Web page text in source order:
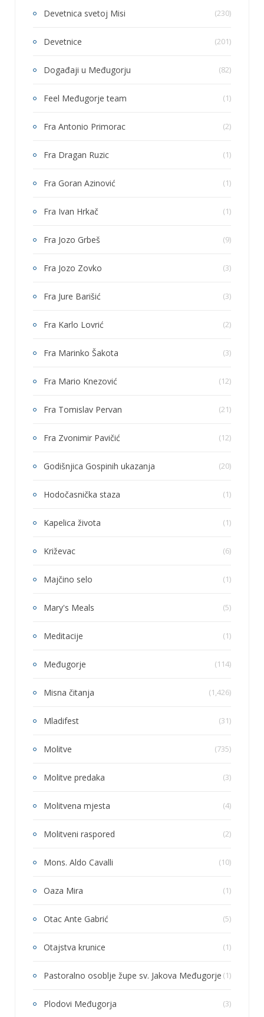
Devetnica svetoj Misi (230)
Devetnice (201)
Događaji u Međugorju (82)
Feel Međugorje team (1)
Fra Antonio Primorac (2)
Fra Dragan Ruzic (1)
Fra Goran Azinović (1)
Fra Ivan Hrkač (1)
Fra Jozo Grbeš (9)
Fra Jozo Zovko (3)
Fra Jure Barišić (3)
Fra Karlo Lovrić (2)
Fra Marinko Šakota (3)
Fra Mario Knezović (12)
Fra Tomislav Pervan (21)
Fra Zvonimir Pavičić (12)
Godišnjica Gospinih ukazanja (20)
Hodočasnička staza (1)
Kapelica života (1)
Križevac (6)
Majčino selo (1)
Mary's Meals (5)
Meditacije (1)
Međugorje (114)
Misna čitanja (1,426)
Mladifest (31)
Molitve (735)
Molitve predaka (3)
Molitvena mjesta (4)
Molitveni raspored (2)
Mons. Aldo Cavalli (10)
Oaza Mira (1)
Otac Ante Gabrić (5)
Otajstva krunice (1)
Pastoralno osoblje župe sv. Jakova Međugorje (1)
Plodovi Međugorja (3)